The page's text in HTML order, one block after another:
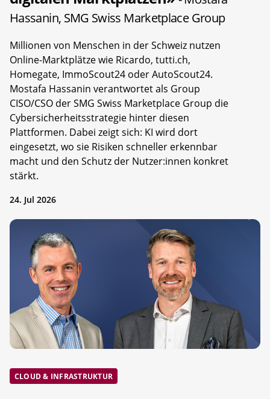
Hassanin, SMG Swiss Marketplace Group
Millionen von Menschen in der Schweiz nutzen
Online-Marktplätze wie Ricardo, tutti.ch,
Homegate, ImmoScout24 oder AutoScout24.
Mostafa Hassanin verantwortet als Group
CISO/CSO der SMG Swiss Marketplace Group die
Cybersicherheitsstrategie hinter diesen
Plattformen. Dabei zeigt sich: KI wird dort
eingesetzt, wo sie Risiken schneller erkennbar
macht und den Schutz der Nutzer:innen konkret
stärkt.
24. Jul 2026
CLOUD & INFRASTRUKTUR